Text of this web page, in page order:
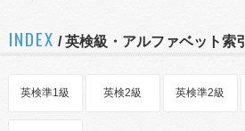
INDEX / 英検級・アルファベット索引
英検準1級 英検2級 英検準2級